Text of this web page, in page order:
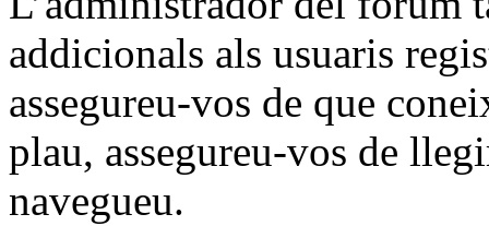
addicionals als usuaris
assegureu-vos de que
plau, assegureu-vos de
navegueu.